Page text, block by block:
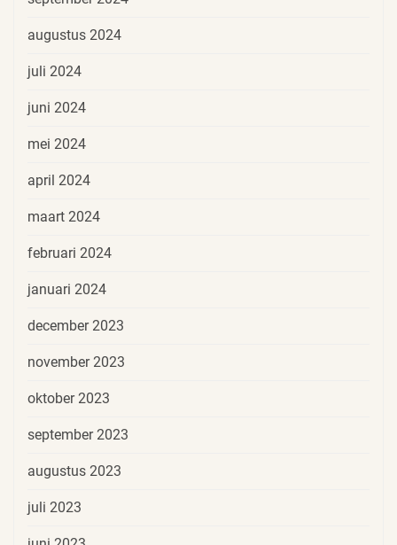
augustus 2024
juli 2024
juni 2024
mei 2024
april 2024
maart 2024
februari 2024
januari 2024
december 2023
november 2023
oktober 2023
september 2023
augustus 2023
juli 2023